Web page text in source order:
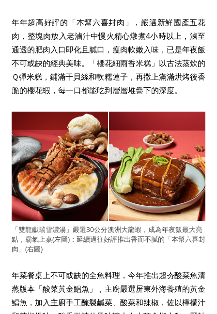
年年超高好評的「本幫六喜封肉」，嚴選新鮮國產五花
肉，整塊肉放入老滷汁中慢火精心燉煮4小時以上，滷至
通透的肥肉入口即化且膩口，瘦肉軟嫩入味，已是年夜飯
不可或缺的經典美味。「櫻花細雨香米糕」以古法蒸炊的
Ｑ彈米糕，鋪滿干貝絲和軟糯蓮子，再撒上滿滿烘烤後香
脆的櫻花蝦，每一口都能吃到層層堆疊下的深度。
「雙龍獻瑞雪濃湯」嚴選30公分澳洲大龍蝦，成為年夜飯最大亮
點，霸氣上桌(左圖)；延續過往好評推出香而不膩的「本幫六喜封
肉」(右圖)
年菜餐桌上不可或缺的全魚料理，今年推出超夯酸菜魚清
蒸版本「酸菜黃金鯧魚」，主廚嚴選屏東外海養殖的黃金
鯧魚，加入主廚手工醃製鹹菜、酸菜和辣椒，佐以檸檬汁